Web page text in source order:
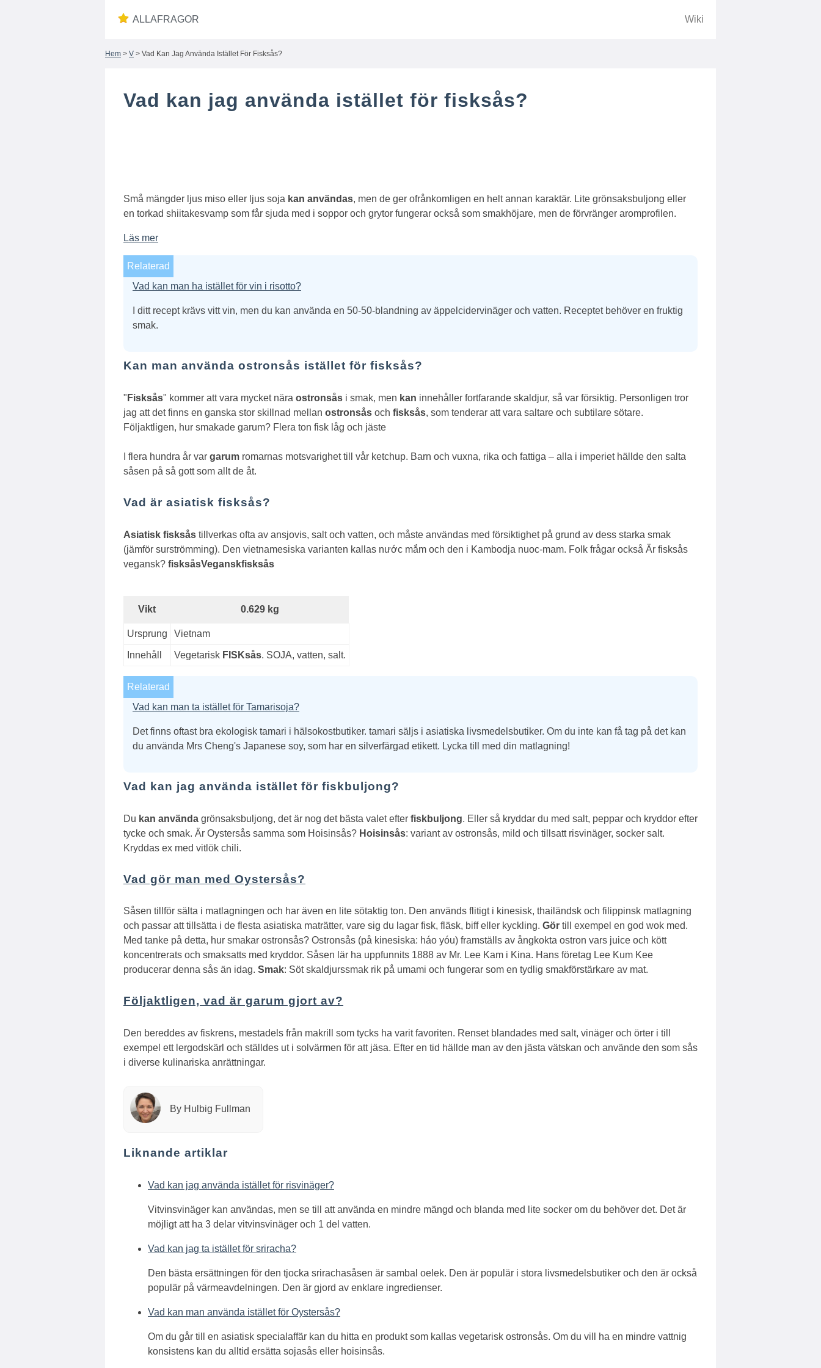
ALLAFRAGOR Wiki
Hem > V > Vad Kan Jag Använda Istället För Fisksås?
Vad kan jag använda istället för fisksås?
Små mängder ljus miso eller ljus soja kan användas, men de ger ofrånkomligen en helt annan karaktär. Lite grönsaksbuljong eller
en torkad shiitakesvamp som får sjuda med i soppor och grytor fungerar också som smakhöjare, men de förvränger aromprofilen.
Läs mer
Relaterad
Vad kan man ha istället för vin i risotto?
I ditt recept krävs vitt vin, men du kan använda en 50-50-blandning av äppelcidervinäger och vatten. Receptet behöver en fruktig
smak.
Kan man använda ostronsås istället för fisksås?
" Fisksås" kommer att vara mycket nära ostronsås i smak, men kan innehåller fortfarande skaldjur, så var försiktig. Personligen tror
jag att det finns en ganska stor skillnad mellan ostronsås och fisksås, som tenderar att vara saltare och subtilare sötare.
Följaktligen, hur smakade garum? Flera ton fisk låg och jäste
I flera hundra år var garum romarnas motsvarighet till vår ketchup. Barn och vuxna, rika och fattiga – alla i imperiet hällde den salta
såsen på så gott som allt de åt.
Vad är asiatisk fisksås?
Asiatisk fisksås tillverkas ofta av ansjovis, salt och vatten, och måste användas med försiktighet på grund av dess starka smak
(jämför surströmming). Den vietnamesiska varianten kallas nước mắm och den i Kambodja nuoc-mam. Folk frågar också Är fisksås
vegansk? fisksåsVeganskfisksås
Vikt 0.629 kg
Ursprung Vietnam
Innehåll Vegetarisk FISKsås. SOJA, vatten, salt.
Relaterad
Vad kan man ta istället för Tamarisoja?
Det finns oftast bra ekologisk tamari i hälsokostbutiker. tamari säljs i asiatiska livsmedelsbutiker. Om du inte kan få tag på det kan
du använda Mrs Cheng's Japanese soy, som har en silverfärgad etikett. Lycka till med din matlagning!
Vad kan jag använda istället för fiskbuljong?
Du kan använda grönsaksbuljong, det är nog det bästa valet efter fiskbuljong. Eller så kryddar du med salt, peppar och kryddor efter
tycke och smak. Är Oystersås samma som Hoisinsås? Hoisinsås: variant av ostronsås, mild och tillsatt risvinäger, socker salt.
Kryddas ex med vitlök chili.
Vad gör man med Oystersås?
Såsen tillför sälta i matlagningen och har även en lite sötaktig ton. Den används flitigt i kinesisk, thailändsk och filippinsk matlagning
och passar att tillsätta i de flesta asiatiska maträtter, vare sig du lagar fisk, fläsk, biff eller kyckling. Gör till exempel en god wok med.
Med tanke på detta, hur smakar ostronsås? Ostronsås (på kinesiska: háo yóu) framställs av ångkokta ostron vars juice och kött
koncentrerats och smaksatts med kryddor. Såsen lär ha uppfunnits 1888 av Mr. Lee Kam i Kina. Hans företag Lee Kum Kee
producerar denna sås än idag. Smak: Söt skaldjurssmak rik på umami och fungerar som en tydlig smakförstärkare av mat.
Följaktligen, vad är garum gjort av?
Den bereddes av fiskrens, mestadels från makrill som tycks ha varit favoriten. Renset blandades med salt, vinäger och örter i till
exempel ett lergodskärl och ställdes ut i solvärmen för att jäsa. Efter en tid hällde man av den jästa vätskan och använde den som sås
i diverse kulinariska anrättningar.
By Hulbig Fullman
Liknande artiklar
Vad kan jag använda istället för risvinäger?
Vitvinsvinäger kan användas, men se till att använda en mindre mängd och blanda med lite socker om du behöver det. Det är
möjligt att ha 3 delar vitvinsvinäger och 1 del vatten.
Vad kan jag ta istället för sriracha?
Den bästa ersättningen för den tjocka srirachasåsen är sambal oelek. Den är populär i stora livsmedelsbutiker och den är också
populär på värmeavdelningen. Den är gjord av enklare ingredienser.
Vad kan man använda istället för Oystersås?
Om du går till en asiatisk specialaffär kan du hitta en produkt som kallas vegetarisk ostronsås. Om du vill ha en mindre vattnig
konsistens kan du alltid ersätta sojasås eller hoisinsås.